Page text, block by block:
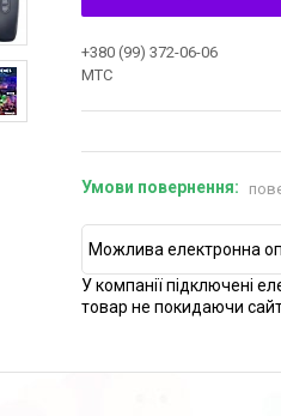
+380 (99) 372-06-06
MTC
У компанії підключені
товар не покидаючи